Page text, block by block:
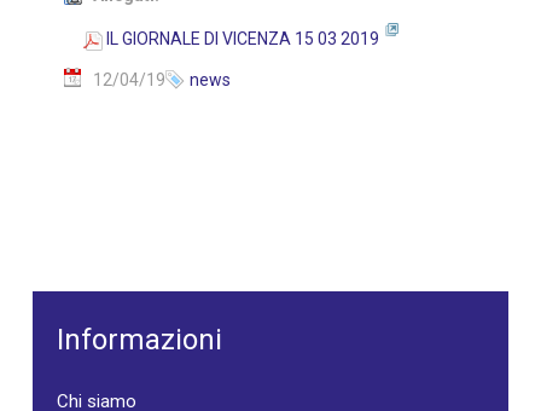
IL GIORNALE DI VICENZA 15 03 2019
12/04/19 news
Informazioni
Chi siamo